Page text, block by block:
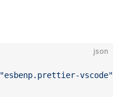
json
"esbenp.prettier-vscode"